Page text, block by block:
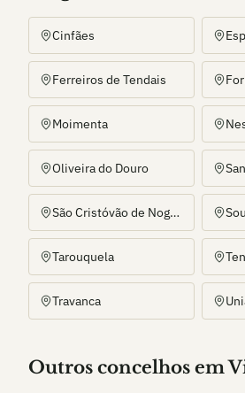
Cinfães
Ferreiros de Tendais
Moimenta
Oliveira do Douro
São Cristóvão de Nogueira
Tarouquela
Travanca
Outros concelhos em